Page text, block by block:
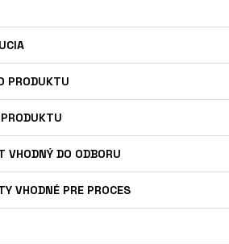
PRODUKTU
VHODNÝ DO ODBORU
VHODNÉ PRE PROCES